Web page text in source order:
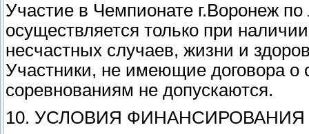
Участие в Чемпионате г.Воронеж
осуществляется только при
несчастных случаев, жизни и
Участники, не имеющие договора о
соревнованиям не допускаются.
10. УСЛОВИЯ ФИНАНСИРОВАНИЯ